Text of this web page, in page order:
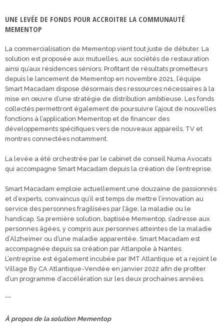
UNE LEVÉE DE FONDS POUR ACCROITRE LA COMMUNAUTÉ
MEMENTOP
La commercialisation de Mementop vient tout juste de débuter. La
solution est proposée aux mutuelles, aux sociétés de restauration
ainsi qu’aux résidences séniors. Profitant de résultats prometteurs
depuis le lancement de Mementop en novembre 2021, l’équipe
Smart Macadam dispose désormais des ressources nécessaires à la
mise en œuvre d’une stratégie de distribution ambitieuse. Les fonds
collectés permettront également de poursuivre l’ajout de nouvelles
fonctions à l’application Mementop et de financer des
développements spécifiques vers de nouveaux appareils, TV et
montres connectées notamment.
La levée a été orchestrée par le cabinet de conseil Numa Avocats
qui accompagne Smart Macadam depuis la création de l’entreprise.
Smart Macadam emploie actuellement une douzaine de passionnés
et d’experts, convaincus qu’il est temps de mettre l’innovation au
service des personnes fragilisées par l’âge, la maladie ou le
handicap. Sa première solution, baptisée Mementop, s’adresse aux
personnes âgées, y compris aux personnes atteintes de la maladie
d’Alzheimer ou d’une maladie apparentée. Smart Macadam est
accompagnée depuis sa création par Atlanpole à Nantes.
L’entreprise est également incubée par IMT Atlantique et a rejoint le
Village By CA Atlantique-Vendée en janvier 2022 afin de profiter
d’un programme d’accélération sur les deux prochaines années.
***
À propos de la solution Mementop